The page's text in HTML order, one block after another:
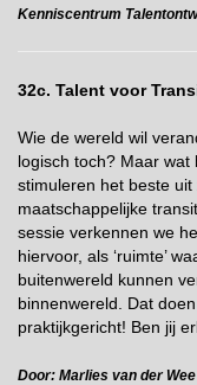
Kenniscentrum
32c. Talent voor
Wie de wereld wil
logisch toch? Maar wat
stimuleren het beste
maatschappelijke
sessie verkennen we
hiervoor, als ‘ruimte’
buitenwereld kunnen
binnenwereld. Dat
praktijkgericht! Ben jij
Door: Marlies van der